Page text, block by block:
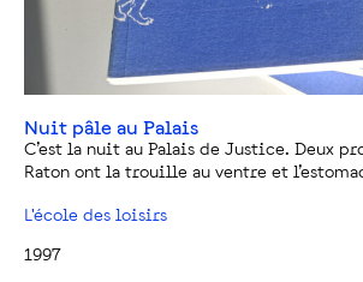
Nuit pâle au Palais
C’est la nuit au Palais de Justice. Deux
Raton ont la trouille au ventre et
L'école des loisirs
1997